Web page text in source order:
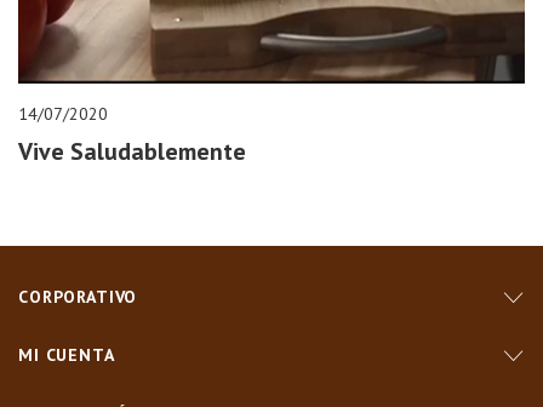
14/07/2020
Vive Saludablemente
CORPORATIVO
MI CUENTA